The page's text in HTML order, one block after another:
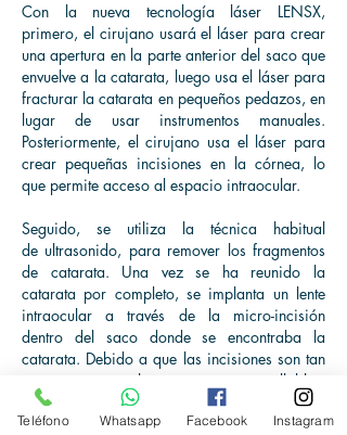
Con la nueva tecnología láser LENSX,
primero, el cirujano usará el láser para crear
una apertura en la parte anterior del saco que
envuelve a la catarata, luego usa el láser para
fracturar la catarata en pequeños pedazos, en
lugar de usar instrumentos manuales.
Posteriormente, el cirujano usa el láser para
crear pequeñas incisiones en la córnea, lo
que permite acceso al espacio intraocular.
Seguido, se utiliza la técnica habitual
de ultrasonido, para remover los fragmentos
de catarata. Una vez se ha reunido la
catarata por completo, se implanta un lente
intraocular a través de la micro-incisión
dentro del saco donde se encontraba la
catarata. Debido a que las incisiones son tan
pequeñas, usualmente son autosellables,
quiere decir que no requieren suturas para
cerrarse.
Teléfono Whatsapp Facebook Instagram